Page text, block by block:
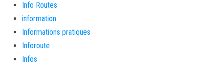
Info Routes
information
Informations pratiques
Inforoute
Infos